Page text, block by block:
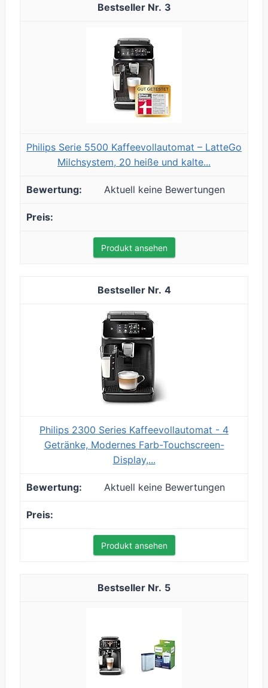
3
Philips Serie 5500 Kaffeevollautomat – LatteGo
Milchsystem, 20 heiße und kalte...
Aktuell keine Bewertungen
Produkt ansehen
4
Philips 2300 Series Kaffeevollautomat - 4
Getränke, Modernes Farb-Touchscreen-
Display,...
Aktuell keine Bewertungen
Produkt ansehen
5